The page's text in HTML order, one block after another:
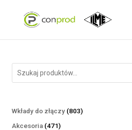
Wkłady do złączy 803803
Akcesoria 471471